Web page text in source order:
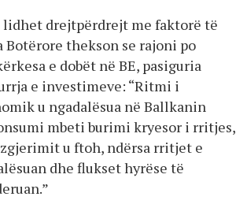
lidhet drejtpërdrejt me faktorë të
Botërore thekson se rajoni po
e dobët në BE, pasiguria
e investimeve: “Ritmi i
u ngadalësua në Ballkanin
mbeti burimi kryesor i rritjes,
u ftoh, ndërsa rritjet e
dhe flukset hyrëse të